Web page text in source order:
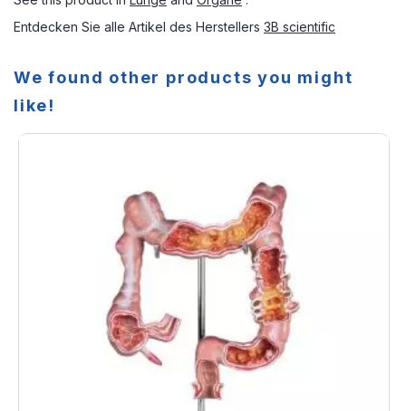
Entdecken Sie alle Artikel des Herstellers 3B scientific
We found other products you might
like!